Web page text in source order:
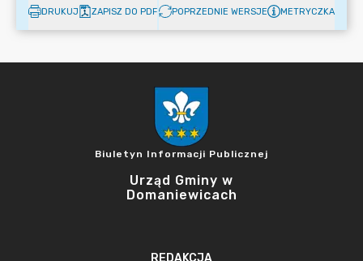
DRUKUJ ZAPISZ DO PDF POPRZEDNIE WERSJE METRYCZKA
Biuletyn Informacji Publicznej
Urząd Gminy w
Domaniewicach
REDAKCJA